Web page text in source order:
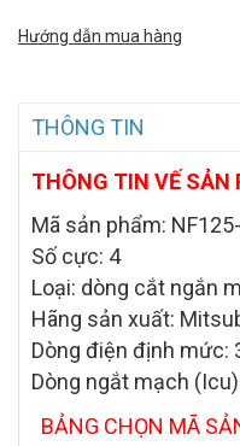
Hướng dẫn mua hàng
THÔNG TIN
THÔNG TIN VẾ SẢN
Mã sản phẩm:
Số cực: 4
Loại: dòng cắt ngắn
Hãng sản xuất:
Dòng điện định mức:
Dòng ngắt mạch
BẢNG CHỌN MÃ